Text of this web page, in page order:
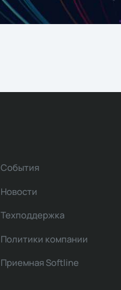
События
Новости
Техподдержка
Политики компании
Приемная Softline